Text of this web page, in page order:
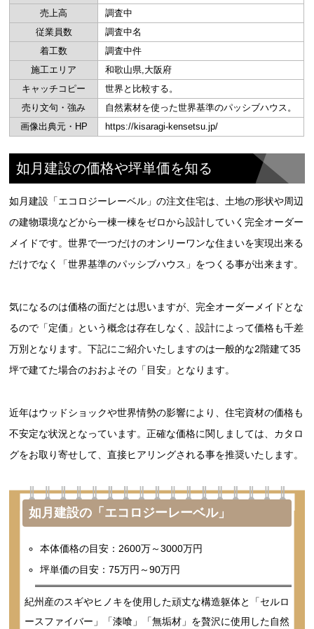
売上高
調査中
従業員数
調査中名
着工数
調査中件
施工エリア
和歌山県,大阪府
キャッチコピー
世界と比較する。
売り文句・強み
自然素材を使った世界基準のパッシブハウス。
画像出典元・HP
https://kisaragi-kensetsu.jp/
如月建設の価格や坪単価を知る
如月建設「エコロジーレーベル」の注文住宅は、土地の形状や周辺
の建物環境などから一棟一棟をゼロから設計していく完全オーダー
メイドです。世界で一つだけのオンリーワンな住まいを実現出来る
だけでなく「世界基準のパッシブハウス」をつくる事が出来ます。
気になるのは価格の面だとは思いますが、完全オーダーメイドとな
るので「定価」という概念は存在しなく、設計によって価格も千差
万別となります。下記にご紹介いたしますのは一般的な2階建て35
坪で建てた場合のおおよその「目安」となります。
近年はウッドショックや世界情勢の影響により、住宅資材の価格も
不安定な状況となっています。正確な価格に関しましては、カタロ
グをお取り寄せして、直接ヒアリングされる事を推奨いたします。
如月建設の「エコロジーレーベル」
本体価格の目安：2600万～3000万円
坪単価の目安：75万円～90万円
紀州産のスギやヒノキを使用した頑丈な構造躯体と「セルロ
ースファイバー」「漆喰」「無垢材」を贅沢に使用した自然